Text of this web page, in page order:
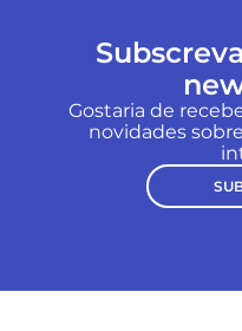
Gostaria de
novidades